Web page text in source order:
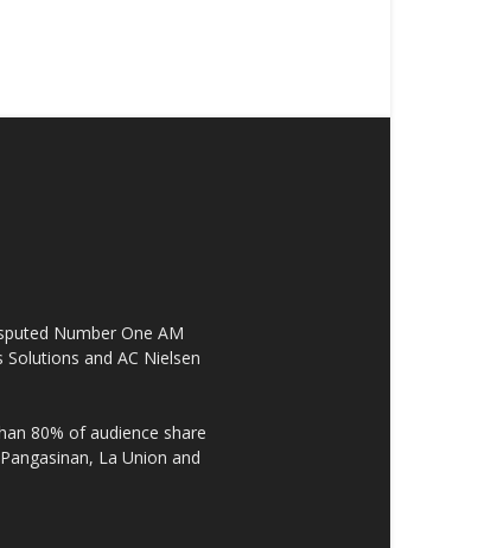
Number One AM
and AC Nielsen
80% of audience share
La Union and